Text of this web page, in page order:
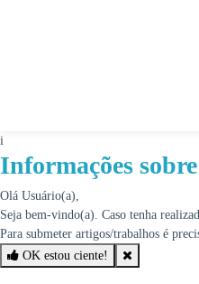
i
Informações
Olá Usuário(a),
Seja bem-vindo(a). Caso tenha
Para submeter artigos/trabalhos é
OK estou ciente!